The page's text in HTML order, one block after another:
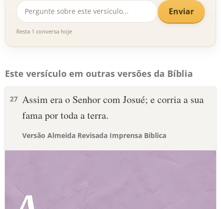
Enviar
Resta 1 conversa hoje
Este versículo em outras versões da Bíblia
27 Assim era o Senhor com Josué; e corria a sua
fama por toda a terra.
Versão Almeida Revisada Imprensa Bíblica